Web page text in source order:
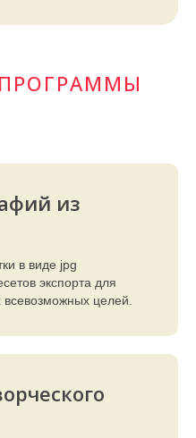
из
в виде jpg
экспорта для
всевозможных целей.